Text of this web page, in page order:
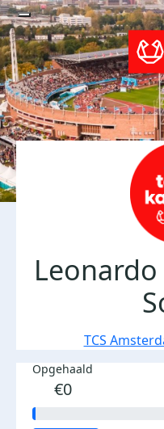
TCS
Opgehaald
€0